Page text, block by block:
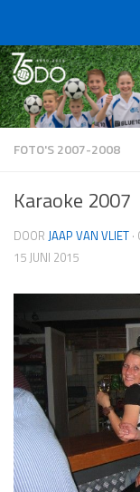
FOTO'S 2007-2008
Karaoke 2007
DOOR JAAP VAN VLIET
15 JUNI 2015